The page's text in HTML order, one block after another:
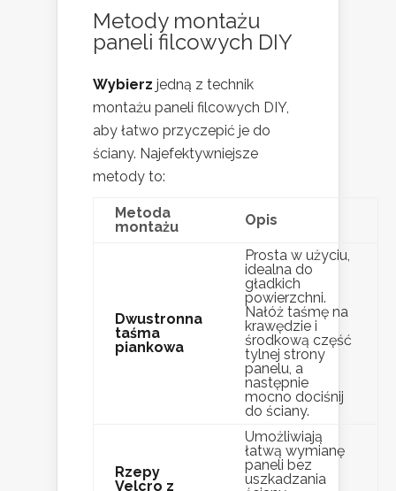
Metody montażu
paneli filcowych DIY
Wybierz jedną z technik
montażu paneli filcowych DIY,
aby łatwo przyczepić je do
ściany. Najefektywniejsze
metody to:
Metoda
montażu
Opis
Dwustronna
taśma
piankowa
Prosta w użyciu,
idealna do
gładkich
powierzchni.
Nałóż taśmę na
krawędzie i
środkową część
tylnej strony
panelu, a
następnie
mocno dociśnij
do ściany.
Rzepy
Velcro z
Umożliwiają
łatwą wymianę
paneli bez
uszkadzania